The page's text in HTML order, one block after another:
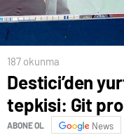
187 okunma
Destici’den
tepkisi: Git
ABONE OL News